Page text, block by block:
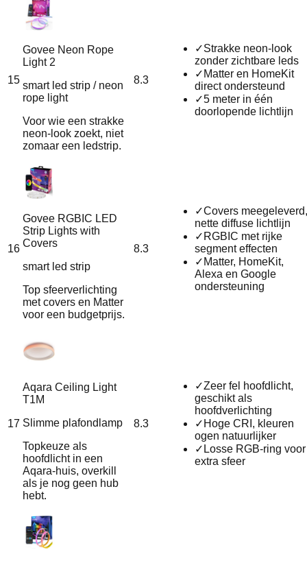
15
Govee Neon Rope
Light 2
smart led strip / neon
rope light
Voor wie een strakke
neon-look zoekt, niet
zomaar een ledstrip.
8.3
✓Strakke neon-look
zonder zichtbare leds
✓ Matter en HomeKit
direct ondersteund
✓5 meter in één
doorlopende lichtlijn
16
Govee RGBIC LED
Strip Lights with
Covers
smart led strip
Top sfeerverlichting
met covers en Matter
voor een budgetprijs.
8.3
✓Covers meegeleverd,
nette diffuse lichtlijn
✓ RGBIC met rijke
segment effecten
✓ Matter, HomeKit,
Alexa en Google
ondersteuning
17
Aqara Ceiling Light
T1M
Slimme plafondlamp
Topkeuze als
hoofdlicht in een
Aqara-huis, overkill
als je nog geen hub
hebt.
8.3
✓Zeer fel hoofdlicht,
geschikt als
hoofdverlichting
✓ Hoge CRI, kleuren
ogen natuurlijker
✓ Losse RGB-ring voor
extra sfeer